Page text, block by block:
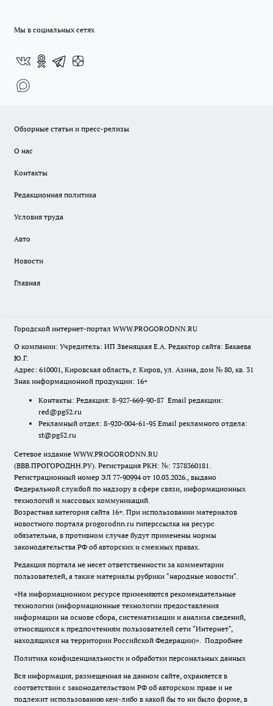
Мы в социальных сетях
Обзорные статьи и пресс-релизы
О нас
Контакты
Редакционная политика
Условия труда
Авто
Новости
Главная
Городской интернет-портал WWW.PROGORODNN.RU
О компании: Учредитель: ИП Звеняцкая Е.А. Редактор сайта: Бакаева
Ю.Г.
Адрес: 610001, Кировская область, г. Киров, ул. Азина, дом № 80, кв. 31
Знак информационной продукции: 16+
Контакты: Редакция: 8-927-669-90-87 Email редакции:
red@pg52.ru
Рекламный отдел: 8-920-004-61-95 Email рекламного отдела:
st@pg52.ru
Сетевое издание WWW.PROGORODNN.RU
(ВВВ.ПРОГОРОДНН.РУ). Регистрация РКН: №: 7378360181.
Регистрационный номер ЭЛ 77-90994 от 10.03.2026., выдано
Федеральной службой по надзору в сфере связи, информационных
технологий и массовых коммуникаций.
Возрастная категория сайта 16+. При использовании материалов
новостного портала progorodnn.ru гиперссылка на ресурс
обязательна, в противном случае будут применены нормы
законодательства РФ об авторских и смежных правах.
Редакция портала не несет ответственности за комментарии
пользователей, а также материалы рубрики "народные новости".
«На информационном ресурсе применяются рекомендательные
технологии (информационные технологии предоставления
информации на основе сбора, систематизации и анализа сведений,
относящихся к предпочтениям пользователей сети "Интернет",
находящихся на территории Российской Федерации)». Подробнее
Политика конфиденциальности и обработки персональных данных
Вся информация, размещенная на данном сайте, охраняется в
соответствии с законодательством РФ об авторском праве и не
подлежит использованию кем-либо в какой бы то ни было форме, в